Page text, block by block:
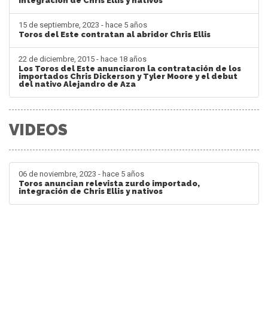
15 de septiembre, 2023 - hace 5 años
Toros del Este contratan al abridor Chris Ellis
22 de diciembre, 2015 - hace 18 años
Los Toros del Este anunciaron la contratación de los
importados Chris Dickerson y Tyler Moore y el debut
del nativo Alejandro de Aza
VIDEOS
06 de noviembre, 2023 - hace 5 años
Toros anuncian relevista zurdo importado,
integración de Chris Ellis y nativos